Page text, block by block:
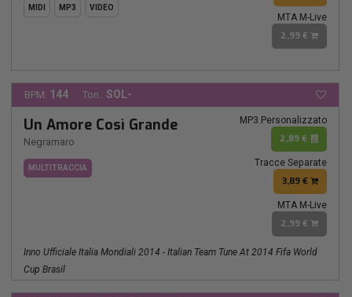
MIDI MP3 VIDEO
MTA M-Live
2,99 €
BPM: 144 Ton.: SOL-
Un Amore Così Grande
Negramaro
MULTITRACCIA
MP3 Personalizzato
2,89 €
Tracce Separate
3,89 €
MTA M-Live
2,99 €
Inno Ufficiale Italia Mondiali 2014 - Italian Team Tune At 2014 Fifa World
Cup Brasil